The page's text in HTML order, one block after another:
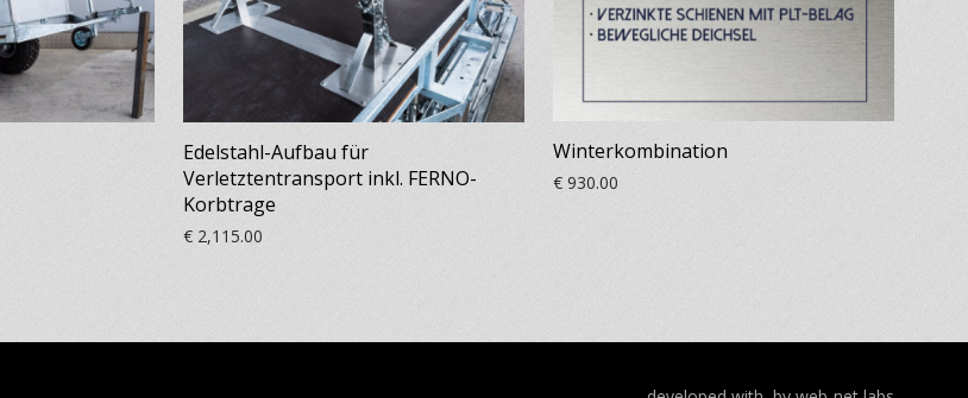
Edelstahl-Aufbau für
Verletztentransport inkl. FERNO-
Korbtrage
€ 2,115.00
Winterkombination
€ 930.00